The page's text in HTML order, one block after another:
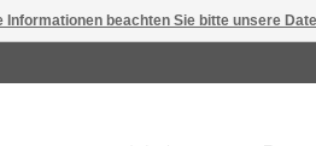
Informationen beachten Sie bitte unsere